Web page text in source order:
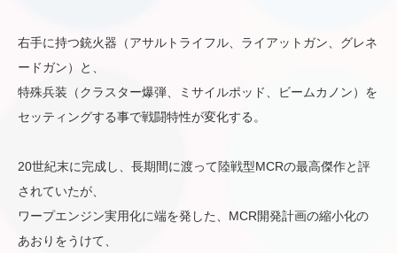
右手に持つ銃火器（アサルトライフル、ライアットガン、グレネ
ードガン）と、
特殊兵装（クラスター爆弾、ミサイルポッド、ビームカノン）を
セッティングする事で戦闘特性が変化する。
20世紀末に完成し、長期間に渡って陸戦型MCRの最高傑作と評
されていたが、
ワープエンジン実用化に端を発した、MCR開発計画の縮小化の
あおりをうけて、